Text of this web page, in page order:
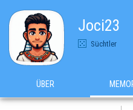
Joci23
Süchtler
ÜBER